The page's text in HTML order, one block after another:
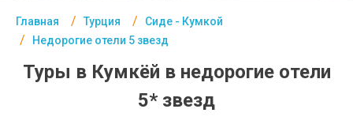
Главная Турция
Сиде - Кумкой
Недорогие отели 5 звезд
Туры в Кумкёй в недорогие отели
5* звезд
Египет